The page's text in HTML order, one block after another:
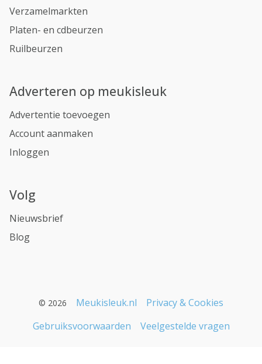
Verzamelmarkten
Platen- en cdbeurzen
Ruilbeurzen
Adverteren op meukisleuk
Advertentie toevoegen
Account aanmaken
Inloggen
Volg
Nieuwsbrief
Blog
© 2026 Meukisleuk.nl
Privacy & Cookies
Gebruiksvoorwaarden
Veelgestelde vragen